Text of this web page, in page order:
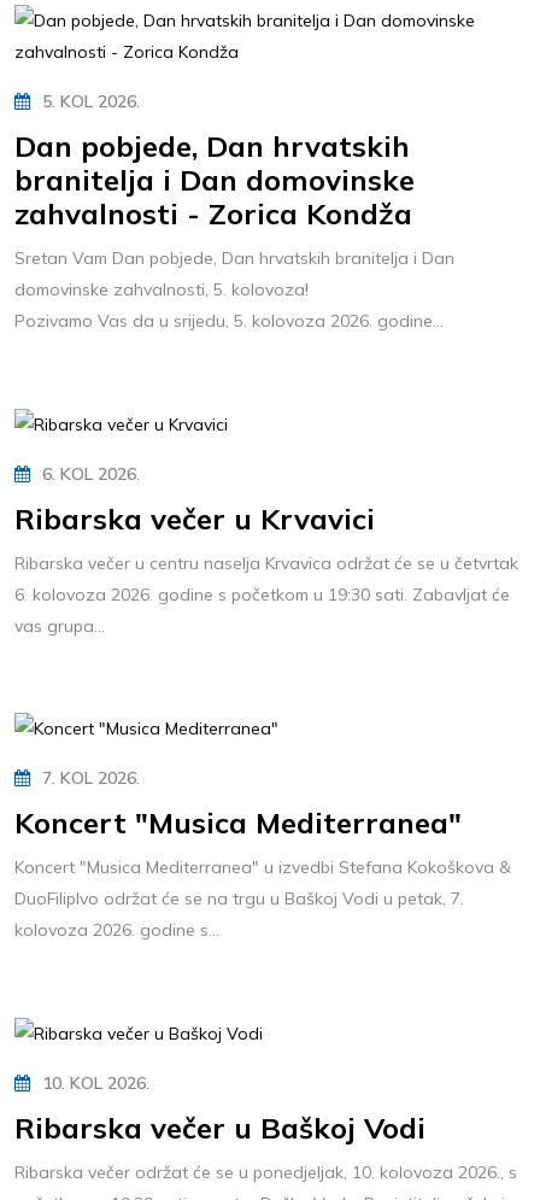
5. KOL 2026.
Dan pobjede, Dan hrvatskih
branitelja i Dan domovinske
zahvalnosti - Zorica Kondža
Sretan Vam Dan pobjede, Dan hrvatskih branitelja i Dan
domovinske zahvalnosti, 5. kolovoza!
Pozivamo Vas da u srijedu, 5. kolovoza 2026. godine...
6. KOL 2026.
Ribarska večer u Krvavici
Ribarska večer u centru naselja Krvavica održat će se u četvrtak
6. kolovoza 2026. godine s početkom u 19:30 sati. Zabavljat će
vas grupa...
7. KOL 2026.
Koncert "Musica Mediterranea"
Koncert "Musica Mediterranea" u izvedbi Stefana Kokoškova &
DuoFilipIvo održat će se na trgu u Baškoj Vodi u petak, 7.
kolovoza 2026. godine s...
10. KOL 2026.
Ribarska večer u Baškoj Vodi
Ribarska večer održat će se u ponedjeljak, 10. kolovoza 2026., s